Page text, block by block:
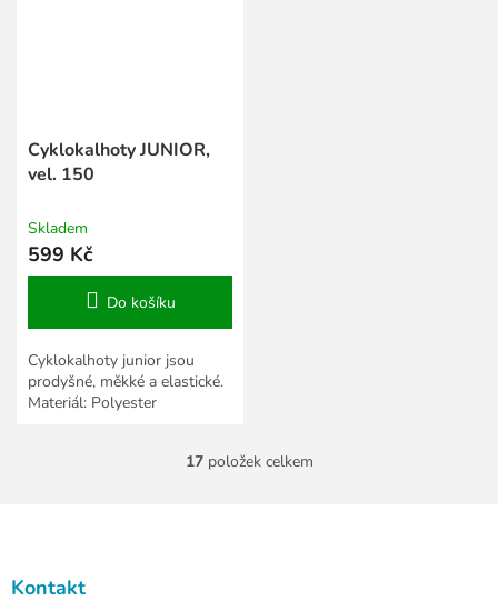
Cyklokalhoty JUNIOR,
vel. 150
Skladem
599 Kč
Do košíku
Cyklokalhoty junior jsou
prodyšné, měkké a elastické.
Materiál: Polyester
O
17položek celkem
Kontakt